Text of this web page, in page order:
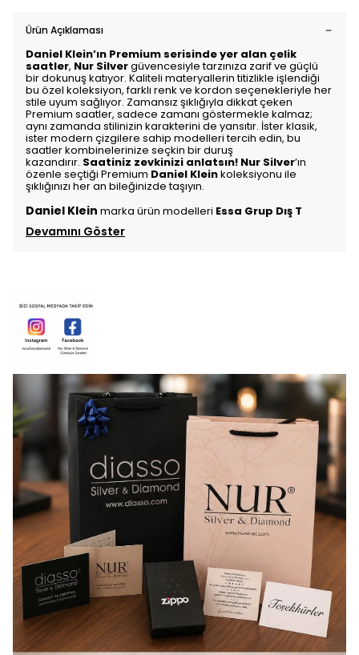
Ürün Açıklaması
Daniel Klein’ın Premium serisinde yer alan çelik
saatler, Nur Silvergüvencesiyle tarzınıza zarif ve güçlü
bir dokunuş katıyor. Kaliteli materyallerin titizlikle işlendiği
bu özel koleksiyon, farklı renk ve kordon seçenekleriyle her
stile uyum sağlıyor. Zamansız şıklığıyla dikkat çeken
Premium saatler, sadece zamanı göstermekle kalmaz;
aynı zamanda stilinizin karakterini de yansıtır. İster klasik,
ister modern çizgilere sahip modelleri tercih edin, bu
saatler kombinelerinize seçkin bir duruş
kazandırır. Saatiniz zevkinizi anlatsın! Nur Silver’ın
özenle seçtiği Premium Daniel Kleinkoleksiyonu ile
şıklığınızı her an bileğinizde taşıyın.
Daniel Klein marka ürün modelleri Essa Grup Dış T
Devamını Göster